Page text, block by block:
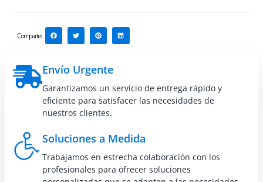
Comparte:
Envío Urgente
Garantizamos un servicio de entrega rápido y
eficiente para satisfacer las necesidades de
nuestros clientes.
Soluciones a Medida
Trabajamos en estrecha colaboración con los
profesionales para ofrecer soluciones